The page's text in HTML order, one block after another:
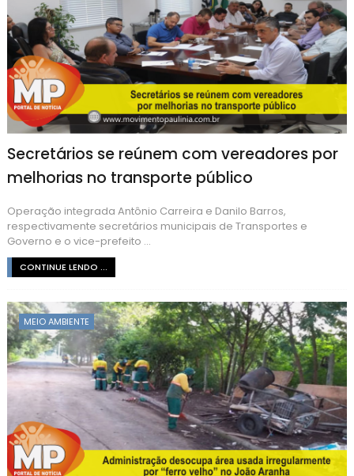
Secretários se reúnem com vereadores por
melhorias no transporte público
Operação integrada Antônio Carreira e Danilo Barros,
respectivamente secretários municipais de Transportes e
Governo e o vice-prefeito ...
CONTINUE LENDO ...
MEIO AMBIENTE